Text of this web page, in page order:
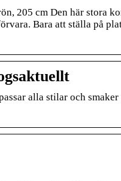
205 cm Den här stora
Bara att ställa på
alla stilar och